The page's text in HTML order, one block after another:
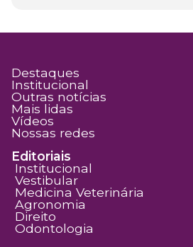
Destaques
Institucional
Outras notícias
Mais lidas
Vídeos
Nossas redes
Editoriais
Institucional
Vestibular
Medicina Veterinária
Agronomia
Direito
Odontologia